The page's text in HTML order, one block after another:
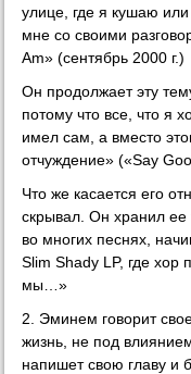
улице, где я кушаю
мне со своими
Am» (сентябрь 2000 г.)
Он продолжает эту
потому что все, что я
имел сам, а вместо
отчуждение» («Say
Что же касается его
скрывал. Он хранил ее
во многих песнях,
Slim Shady LP, где хор
мы…»
2. Эминем говорит
жизнь, не под
напишет свою главу и